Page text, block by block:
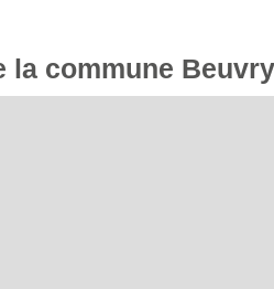
la commune Beuvry